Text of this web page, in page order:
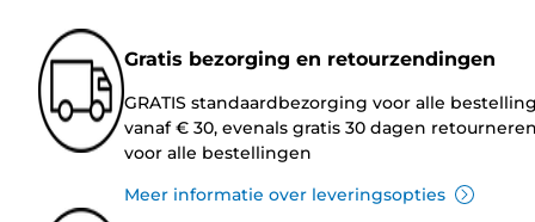
Gratis bezorging en retourzendingen
GRATIS standaardbezorging voor alle
vanaf € 30, evenals gratis 30 dagen
voor alle bestellingen
Meer informatie over leveringsopties